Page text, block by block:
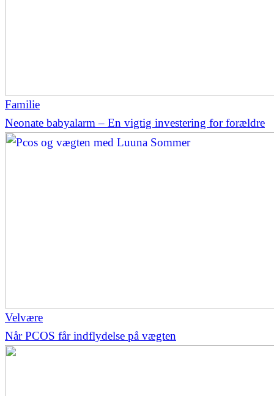
Familie
Neonate babyalarm – En vigtig investering for forældre
Velvære
Når PCOS får indflydelse på vægten